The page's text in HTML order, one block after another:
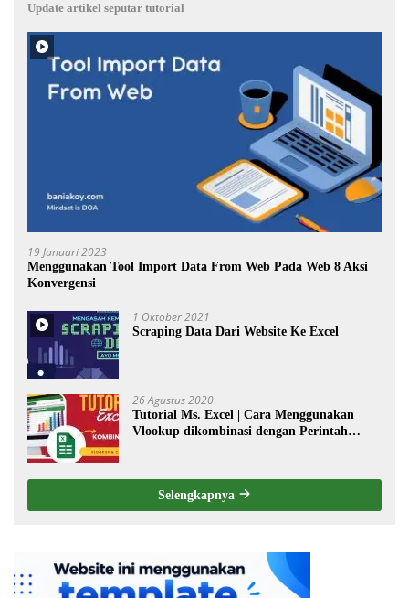
Update artikel seputar tutorial
19 Januari 2023
Menggunakan Tool Import Data From Web Pada Web 8 Aksi
Konvergensi
1 Oktober 2021
Scraping Data Dari Website Ke Excel
26 Agustus 2020
Tutorial Ms. Excel | Cara Menggunakan
Vlookup dikombinasi dengan Perintah
Selengkapnya